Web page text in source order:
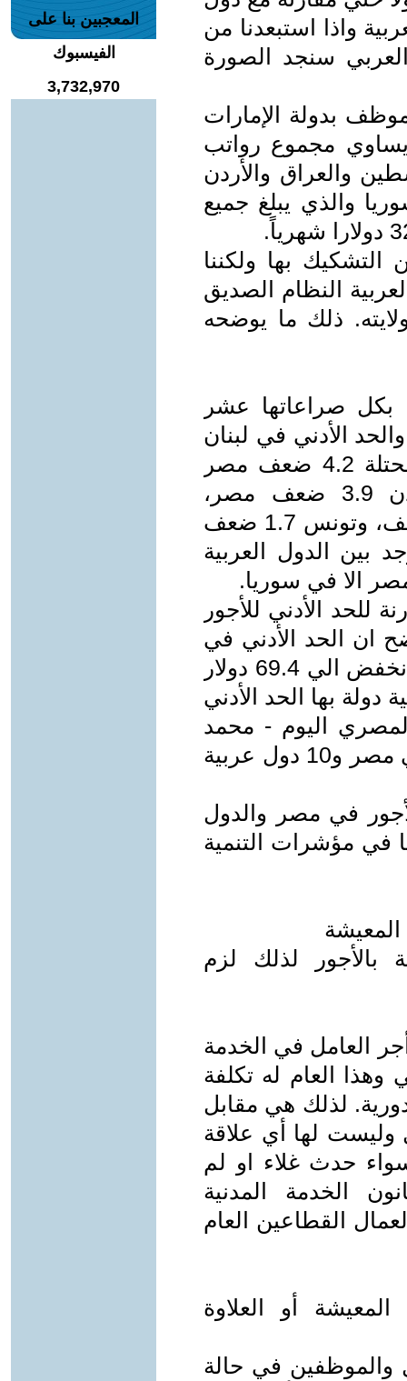
واذا استبعدنا من
سنجد الصورة
بدولة الإمارات
شهرياً يساوي مجموع رواتب
فلسطين والعراق والأردن
والذي يبلغ جميع
بها ولكننا
النظام الصديق
ذلك ما يوضحه
بكل صراعاتها عشر
الأدني في لبنان
6 أضعاف مصر، و في فلسطين المحتلة 4.2 ضعف مصر
وفي العراق 4 أضعاف وفي الأردن 3.9 ضعف مصر،
والمغرب 2.4 ضعف والجزائر 1.8 ضعف، وتونس 1.7 ضعف
بين الدول العربية
الا في سوريا.
للحد الأدني للأجور
الحد الأدني في
مصر كان 115.7 دولار قبل التعويم وانخفض الي 69.4 دولار
دولة بها الحد الأدني
100 دولار.(المصري اليوم - محمد
عباس - مقارنة بين «أدنى الأجور» في مصر و10 دول عربية
في مصر والدول
في مؤشرات التنمية
المعيشة
لذلك لزم
العامل في الخدمة
وهذا العام له تكلفة
لذلك هي مقابل
وليست لها أي علاقة
سواء حدث غلاء او لم
الخدمة المدنية
القطاعين العام
أو العلاوة
والموظفين في حالة
المعجبين بنا على
الفيسبوك
3,732,970